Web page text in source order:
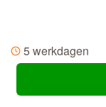
5 werkdagen